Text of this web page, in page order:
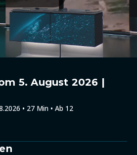
5. August 2026 |
• 27 Min • Ab 12